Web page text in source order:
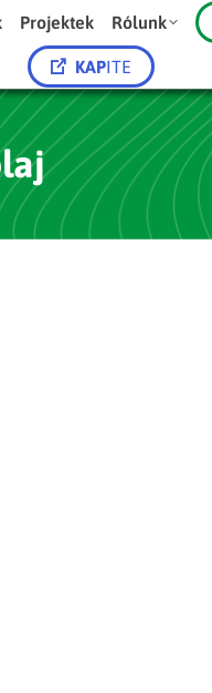
Projektek Rólunk
KAPITE